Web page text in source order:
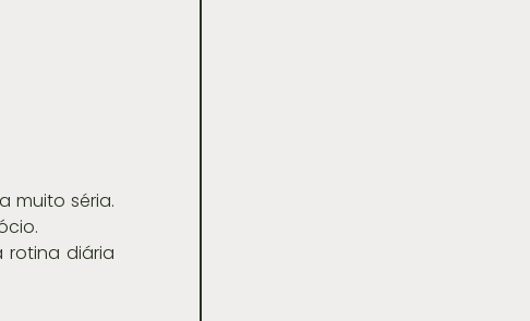
muito séria.
rotina diária